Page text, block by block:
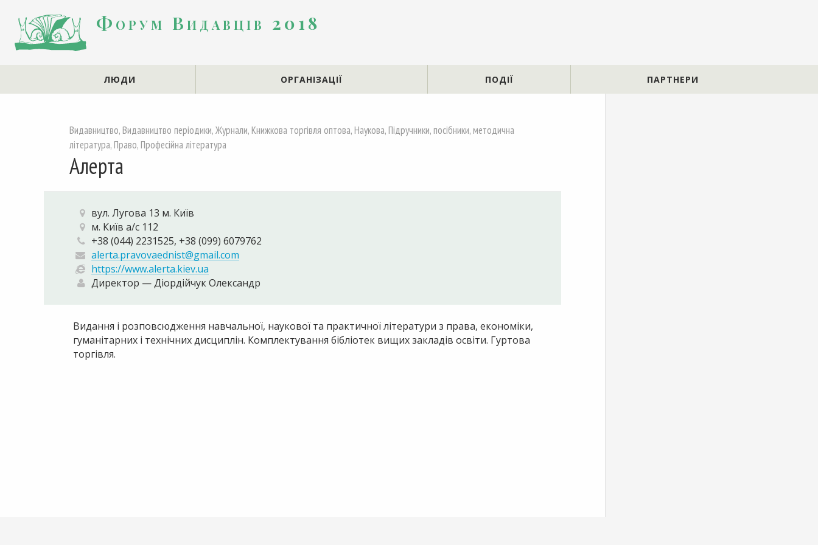
Форум Видавців 2018
ЛЮДИ ОРГАНІЗАЦІЇ ПОДІЇ ПАРТНЕРИ
Видавництво, Видавництво періодики, Журнали, Книжкова торгівля оптова, Наукова, Підручники, посібники, методична
література, Право, Професійна література
Алерта
вул. Лугова 13 м. Київ
м. Київ а/с 112
+38 (044) 2231525, +38 (099) 6079762
alerta.pravovaednist@gmail.com
https://www.alerta.kiev.ua
Директор — Діордійчук Олександр
Видання і розповсюдження навчальної, наукової та практичної літератури з права, економіки,
гуманітарних і технічних дисциплін. Комплектування бібліотек вищих закладів освіти. Гуртова
торгівля.